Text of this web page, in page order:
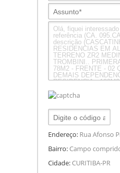
Endereço: Rua Afonso
Bairro: Campo
Cidade: CURITIBA-PR